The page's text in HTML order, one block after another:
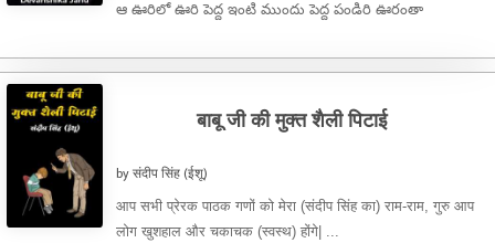
ఆ ఊరిలో ఊరి పెద్ద ఇంటి ముందు పెద్ద పండిరి ఊరంతా
बाबू जी की मुक्त शैली पिटाई
by संदीप सिंह (ईशू)
आप सभी प्रेरक पाठक गणों को मेरा (संदीप सिंह का) राम-राम, गुरु आप
लोग खुशहाल और चकाचक (स्वस्थ) होंगे| ...